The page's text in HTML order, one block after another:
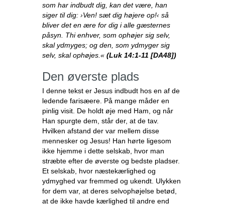
som har indbudt dig, kan det være, han
siger til dig: ›Ven! sæt dig højere op!‹ så
bliver det en ære for dig i alle gæsternes
påsyn. Thi enhver, som ophøjer sig selv,
skal ydmyges; og den, som ydmyger sig
selv, skal ophøjes.« (Luk 14:1-11 [DA48])
Den øverste plads
I denne tekst er Jesus indbudt hos en af de
ledende farisæere. På mange måder en
pinlig visit. De holdt øje med Ham, og når
Han spurgte dem, står der, at de tav.
Hvilken afstand der var mellem disse
mennesker og Jesus! Han hørte ligesom
ikke hjemme i dette selskab, hvor man
stræbte efter de øverste og bedste pladser.
Et selskab, hvor næstekærlighed og
ydmyghed var fremmed og ukendt. Ulykken
for dem var, at deres selvophøjelse betød,
at de ikke havde kærlighed til andre end